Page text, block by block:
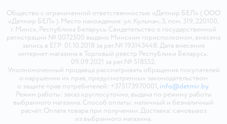
Общество с ограниченной ответственностью «Детмир БЕЛ» ( ООО
«Детмир БЕЛ» ). Место нахождения: ул. Кульман, 3, пом. 319, 220100,
г. Минск, Республика Беларусь. Свидетельство о государственной
регистрации № 0072500 выдано Минским горисполкомом, внесена
запись в ЕГР 01.10.2018 за рег.№ 193143448. Дата внесения
интернет-магазина в Торговый реестр Республики Беларусь:
09.09.2021 за рег.№ 518552.
Уполномоченный продавца рассматривать обращения покупателей
о нарушении их прав, предусмотренных законодательством
о защите прав потребителей: +375173970001, info@detmir.by.
Режим работы: заказ круглосуточно, выдача по режиму работы
выбранного магазина. Способ оплаты: наличный и безналичный
расчёт. Оплата товара при получении. Доставка: самовывоз
из выбранного магазина.